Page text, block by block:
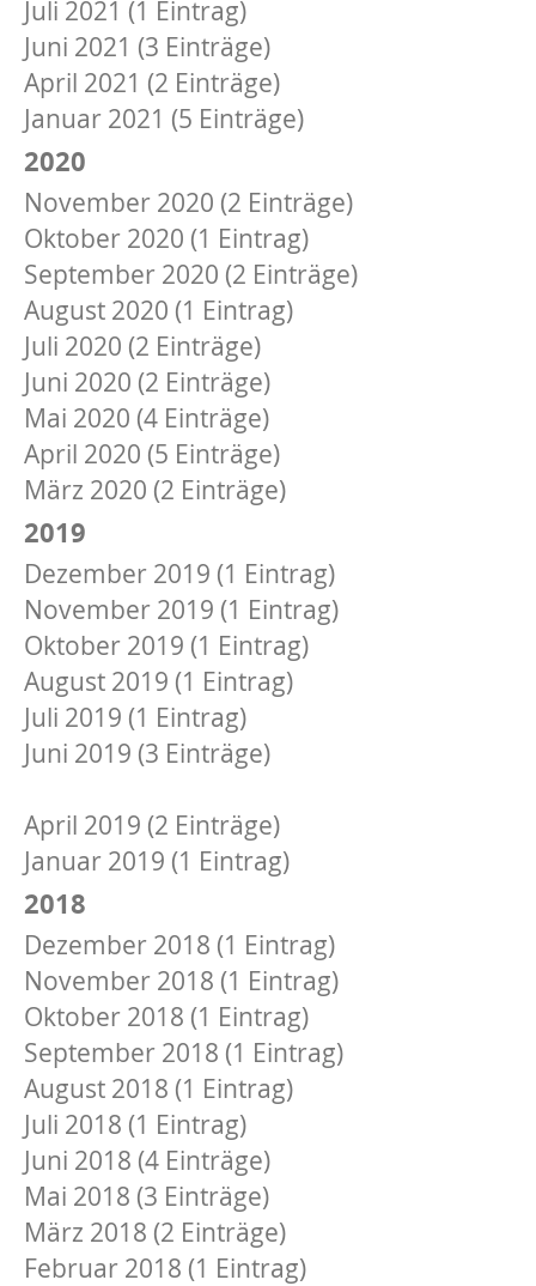
Juli 2021 (1 Eintrag)
Juni 2021 (3 Einträge)
April 2021 (2 Einträge)
Januar 2021 (5 Einträge)
2020
November 2020 (2 Einträge)
Oktober 2020 (1 Eintrag)
September 2020 (2 Einträge)
August 2020 (1 Eintrag)
Juli 2020 (2 Einträge)
Juni 2020 (2 Einträge)
Mai 2020 (4 Einträge)
April 2020 (5 Einträge)
März 2020 (2 Einträge)
2019
Dezember 2019 (1 Eintrag)
November 2019 (1 Eintrag)
Oktober 2019 (1 Eintrag)
August 2019 (1 Eintrag)
Juli 2019 (1 Eintrag)
Juni 2019 (3 Einträge)
April 2019 (2 Einträge)
Januar 2019 (1 Eintrag)
2018
Dezember 2018 (1 Eintrag)
November 2018 (1 Eintrag)
Oktober 2018 (1 Eintrag)
September 2018 (1 Eintrag)
August 2018 (1 Eintrag)
Juli 2018 (1 Eintrag)
Juni 2018 (4 Einträge)
Mai 2018 (3 Einträge)
März 2018 (2 Einträge)
Februar 2018 (1 Eintrag)